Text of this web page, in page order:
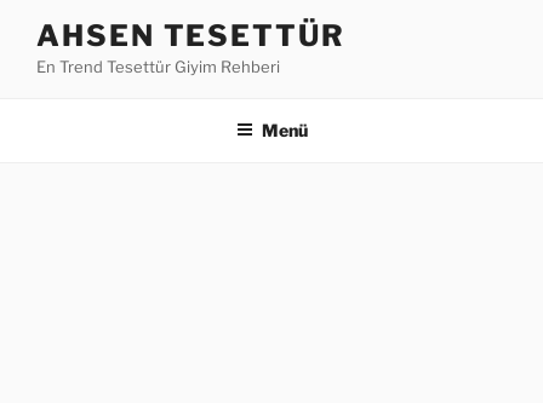
AHSEN TESETTÜR
En Trend Tesettür Giyim Rehberi
Menü